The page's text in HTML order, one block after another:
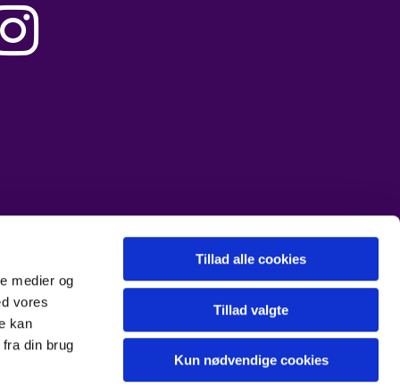
medier og
vores
kan
din brug
Tillad alle cookies
Tillad valgte
Kun nødvendige cookies